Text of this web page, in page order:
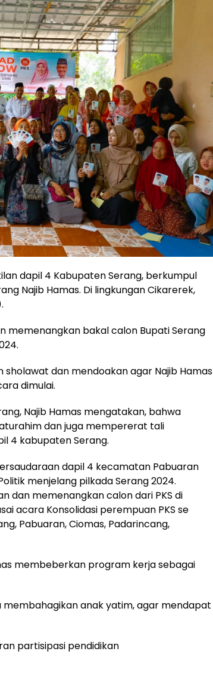
dapil 4 Kabupaten Serang, berkumpul
Najib Hamas. Di lingkungan Cikarerek,
memenangkan bakal calon Bupati Serang
dan mendoakan agar Najib Hamas
dimulai.
Najib Hamas mengatakan, bahwa
dan juga mempererat tali
4 kabupaten Serang.
dapil 4 kecamatan Pabuaran
menjelang pilkada Serang 2024.
dan memenangkan calon dari PKS di
acara Konsolidasi perempuan PKS se
Pabuaran, Ciomas, Padarincang,
membeberkan program kerja sebagai
anak yatim, agar mendapat
partisipasi pendidikan